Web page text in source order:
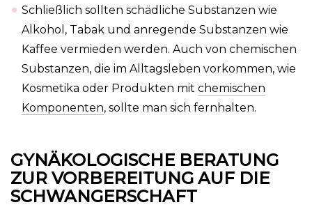
Schließlich sollten schädliche Substanzen wie
Alkohol, Tabak und anregende Substanzen wie
Kaffee vermieden werden. Auch von chemischen
Substanzen, die im Alltagsleben vorkommen, wie
Kosmetika oder Produkten mit chemischen
Komponenten, sollte man sich fernhalten.
GYNÄKOLOGISCHE BERATUNG
ZUR VORBEREITUNG AUF DIE
SCHWANGERSCHAFT